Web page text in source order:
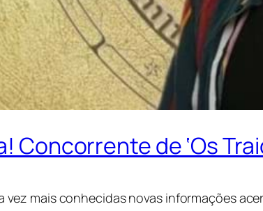
Concorrente de ‘Os
vez mais conhecidas novas informações